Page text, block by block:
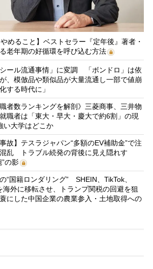
めること】ベストセラー『定年後』著者・
老年期の好循環を呼び込む方法
ール流通事情」に変調 「ボンドロ」は依
、模倣品や類似品が大量流通し一部で値崩
る時代に」
者数ランキングを解剖》三菱商事、三井物
職者は「東大・早大・慶大で約6割」の現
大学はどこか
故】テスラジャパン“多額のEV補助金”で注
乱 トラブル続発の背後に見え隠れす
の影
“国籍ロンダリング” SHEIN、TikTok、
外に移転させ、トランプ関税の回避を狙
にした中国企業の農業参入・土地取得への